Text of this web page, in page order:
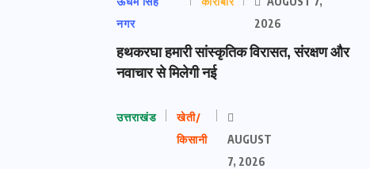
नगर
2026
हथकरघा हमारी सांस्कृतिक विरासत, संरक्षण और
नवाचार से मिलेगी नई
उत्तराखंड
खेती/
किसानी
AUGUST
7, 2026